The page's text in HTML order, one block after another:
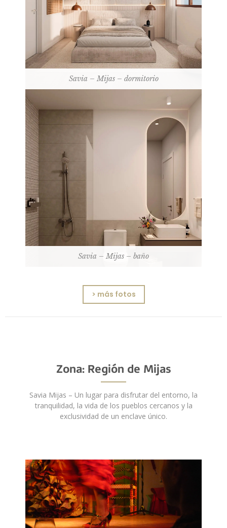
Savia – Mijas – dormitorio
Savia – Mijas – baño
> más fotos
Zona: Región de Mijas
Savia Mijas – Un lugar para disfrutar del entorno, la
tranquilidad, la vida de los pueblos cercanos y la
exclusividad de un enclave único.